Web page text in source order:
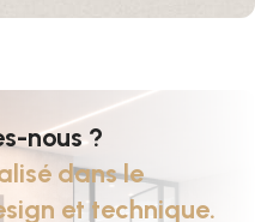
nous ?
dans le
et technique.